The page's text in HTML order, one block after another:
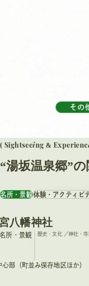
その
( Sightseeing & Experienc
“湯坂温泉郷”
名所・景観体験・アクティビ
八幡神社
名所・景観 歴史・文化 ／神社・寺
心部（町並み保存地区ほか）